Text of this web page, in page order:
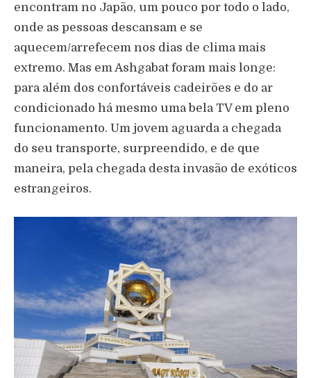
encontram no Japão, um pouco por todo o lado,
onde as pessoas descansam e se
aquecem/arrefecem nos dias de clima mais
extremo. Mas em Ashgabat foram mais longe:
para além dos confortáveis cadeirões e do ar
condicionado há mesmo uma bela TV em pleno
funcionamento. Um jovem aguarda a chegada
do seu transporte, surpreendido, e de que
maneira, pela chegada desta invasão de exóticos
estrangeiros.